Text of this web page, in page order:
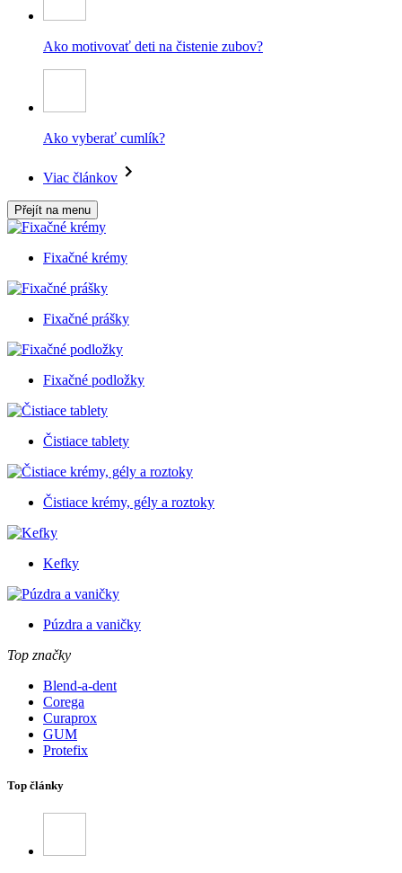
Ako motivovať deti na čistenie zubov?
Ako vyberať cumlík?
Viac článkov
Přejít na menu
Fixačné krémy
Fixačné prášky
Fixačné podložky
Čistiace tablety
Čistiace krémy, gély a roztoky
Kefky
Púzdra a vaničky
Top značky
Blend-a-dent
Corega
Curaprox
GUM
Protefix
Top články